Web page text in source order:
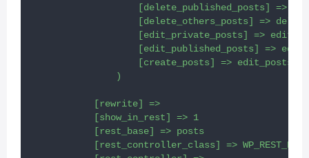
[delete_published_posts] =>
[delete_others_posts] =>
[edit_private_posts] =>
[edit_published_posts] =>
                    [create_posts] => edit_posts
                )
            [rewrite] =>
            [show_in_rest] => 1
            [rest_base] => posts
[rest_controller_class] =>